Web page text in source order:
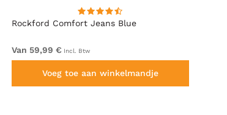
Rockford Comfort Jeans Blue
Van 59,99 € Incl. Btw
Voeg toe aan winkelmandje